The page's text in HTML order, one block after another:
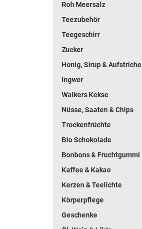
Roh Meersalz
Teezubehör
Teegeschirr
Zucker
Honig, Sirup & Aufstriche
Ingwer
Walkers Kekse
Nüsse, Saaten & Chips
Trockenfrüchte
Bio Schokolade
Bonbons & Fruchtgummi
Kaffee & Kakao
Kerzen & Teelichte
Körperpflege
Geschenke